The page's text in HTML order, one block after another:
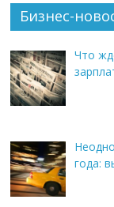
Бизнес-
Что
года: